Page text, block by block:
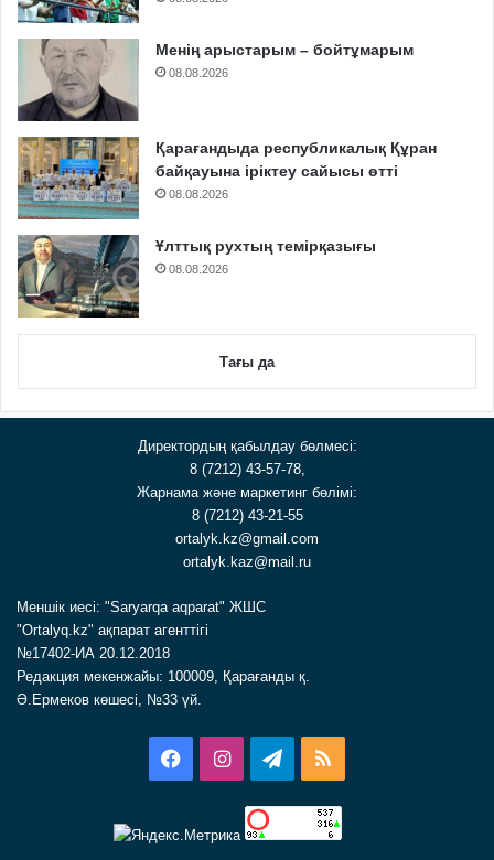
Менің арыстарым – бойтұмарым
08.08.2026
Қарағандыда республикалық Құран
байқауына іріктеу сайысы өтті
08.08.2026
Ұлттық рухтың темірқазығы
08.08.2026
Тағы да
Директордың қабылдау бөлмесі:
8 (7212) 43-57-78,
Жарнама және маркетинг бөлімі:
8 (7212) 43-21-55
ortalyk.kz@gmail.com
ortalyk.kaz@mail.ru
Меншік иесі: "Saryarqa aqparat" ЖШС
"Ortalyq.kz" ақпарат агенттігі
№17402-ИА 20.12.2018
Редакция мекенжайы: 100009, Қарағанды қ.
Ә.Ермеков көшесі, №33 үй.
FacebookInstagramTelegram